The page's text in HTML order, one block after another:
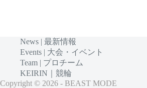
News | 最新情報
Events | 大会・イベント
Team | プロチーム
KEIRIN｜競輪
Copyright © 2026 - BEAST MODE